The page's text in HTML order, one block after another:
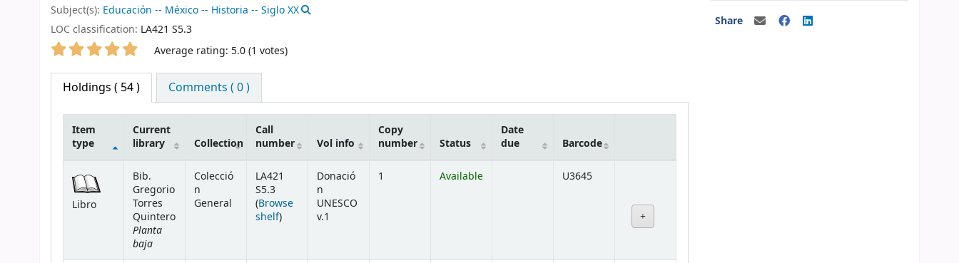
Subject(s): Educación -- México -- Historia -- Siglo XX
LOC classification: LA421 S5.3
Star ratings Average rating: 5.0 (1 votes)
Holdings ( 54 ) Comments ( 0 )
Item
type
Current
library
Collection
Call
number
Vol info
Copy
number
Status
Date
due
Barcode
Libro
Bib.
Gregorio
Torres
Quintero
Planta
baja
Colecció
n
General
LA421
S5.3
(Browse
shelf(Opens below)
)
Donació
n
UNESCO
v.1
1 Available U3645
Share